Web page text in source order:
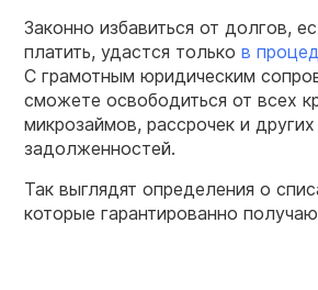
Законно избавиться от долгов,
платить, удастся только в
С грамотным юридическим
сможете освободиться от всех
микрозаймов, рассрочек и других
задолженностей.
Так выглядят определения о
которые гарантированно